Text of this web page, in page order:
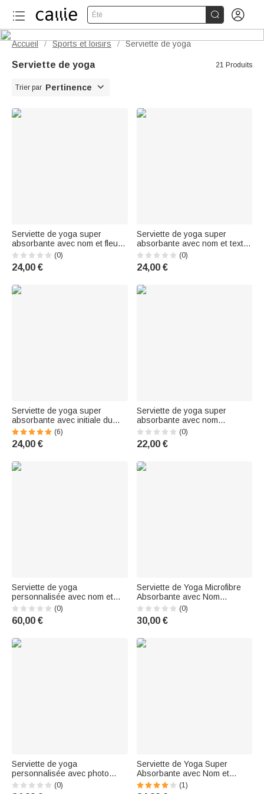
Été  
Accueil / Sports et loisirs / Serviette de yoga
Serviette de yoga 21 Produits
Trier par Pertinence 
Serviette de yoga super
absorbante avec nom et fleur
de naissance personnalisée
Accessoires de sport Cadeau
d'anniversaire pour les
(0)
24,00 €
Serviette de yoga super
absorbante avec nom et texte
Accessoires de sport Cadeau
d'anniversaire pour les
amateurs de yoga Amis
(0)
24,00 €
Serviette de yoga super
absorbante avec initiale du
nom et sac de rangement
Cadeau d'anniversaire pour
les femmes qui aiment le yoga
(6)
24,00 €
Serviette de yoga super
absorbante avec nom
Accessoires de sport Cadeau
d'anniversaire pour les
amateurs de yoga Femmes
(0)
22,00 €
Serviette de yoga
personnalisée avec nom et
fleur multicolore Accessoires
de sport Cadeau
d'anniversaire pour les
(0)
60,00 €
Serviette de Yoga Microfibre
Absorbante avec Nom
Accessoires de Sport Cadeau
d'Anniversaire pour les
Amoureux du Yoga Femmes
(0)
30,00 €
Serviette de yoga
personnalisée avec photo
d'animaux et nom Cadeau
d'anniversaire pour les
(0)
Serviette de Yoga Super
Absorbante avec Nom et
Poche Accessoires de Sport
Cadeau d'Anniversaire pour
(1)